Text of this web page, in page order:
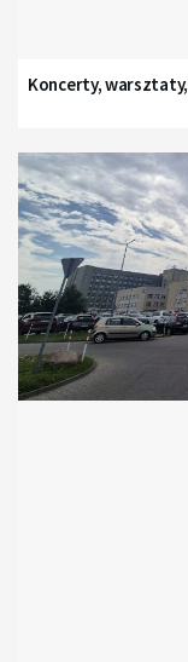
Koncerty,